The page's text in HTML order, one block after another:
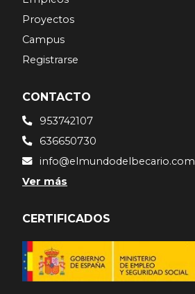
Proyectos
Campus
Registrarse
CONTACTO
953742107
636650730
info@elmundodelbecario.com
Ver más
CERTIFICADOS